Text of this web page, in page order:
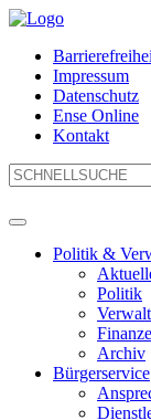
Impressum
Datenschutz
Ense Online
Kontakt
Politik &
Politik
Archiv
Bürgerservice